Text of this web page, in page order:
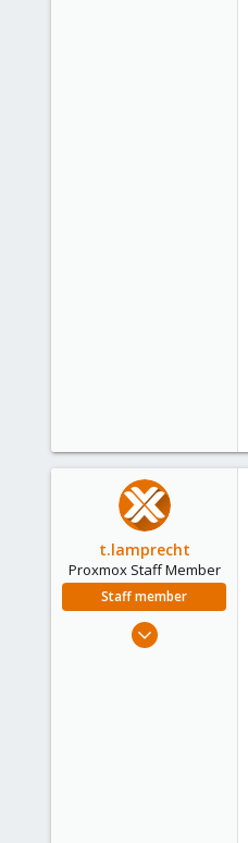
t.lamprecht
Proxmox Staff Member
Staff member
Jul 28, 2015